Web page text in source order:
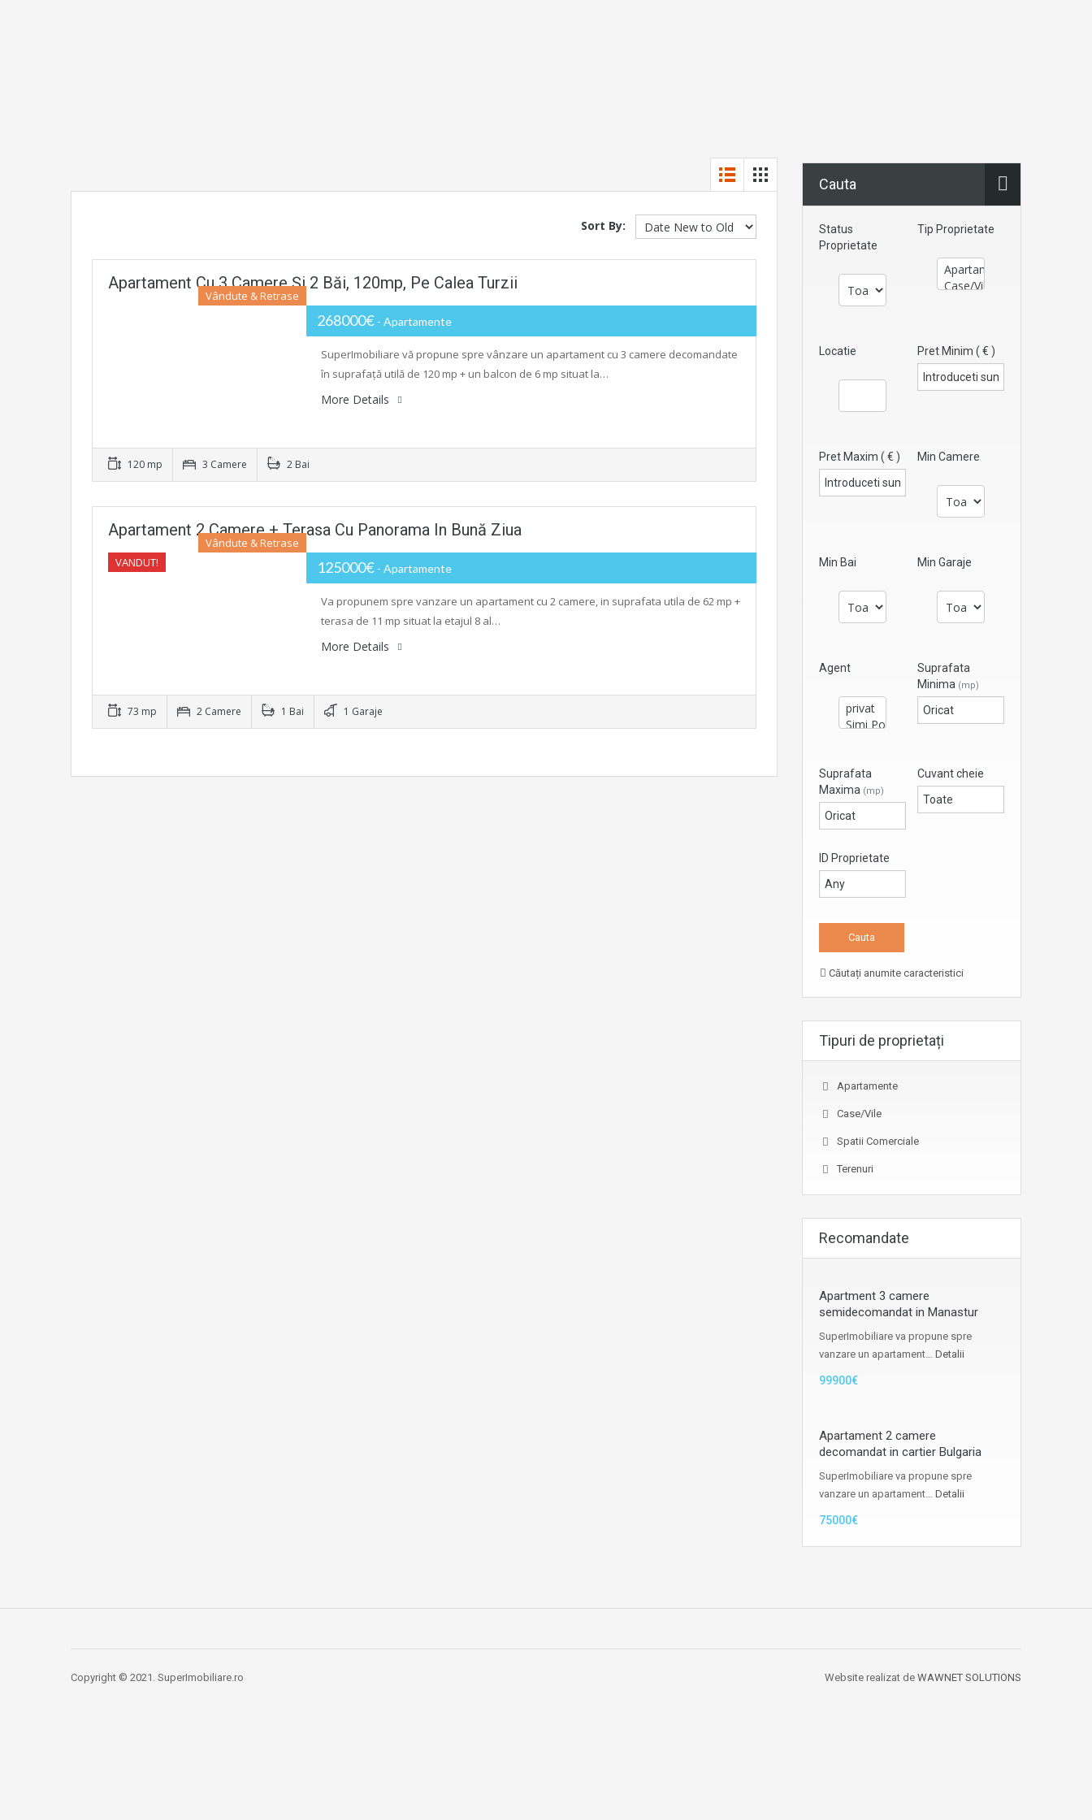
Sort By:
Apartament Cu 3 Camere Și 2 Băi, 120mp, Pe Calea Turzii
Vândute & Retrase
268000€ - Apartamente
SuperImobiliare vă propune spre vânzare un apartament cu 3 camere decomandate
în suprafață utilă de 120 mp + un balcon de 6 mp situat la…
More Details
120 mp 3 Camere 2 Bai
Apartament 2 Camere + Terasa Cu Panorama In Bună Ziua
VANDUT!
Vândute & Retrase
125000€ - Apartamente
Va propunem spre vanzare un apartament cu 2 camere, in suprafata utila de 62 mp +
terasa de 11 mp situat la etajul 8 al…
More Details
73 mp 2 Camere 1 Bai 1 Garaje
Cauta
Status
Proprietate
Tip Proprietate
Locatie Pret Minim ( € )
Pret Maxim ( € ) Min Camere
Min Bai Min Garaje
Agent
Suprafata
Minima (mp)
Suprafata
Maxima (mp)
Cuvant cheie
ID Proprietate
Căutați anumite caracteristici
Tipuri de proprietați
Apartamente
Case/Vile
Spatii Comerciale
Terenuri
Recomandate
Apartment 3 camere
semidecomandat in Manastur
SuperImobiliare va propune spre
vanzare un apartament… Detalii
99900€
Apartament 2 camere
decomandat in cartier Bulgaria
SuperImobiliare va propune spre
vanzare un apartament… Detalii
75000€
Copyright © 2021. SuperImobiliare.ro Website realizat de WAWNET SOLUTIONS